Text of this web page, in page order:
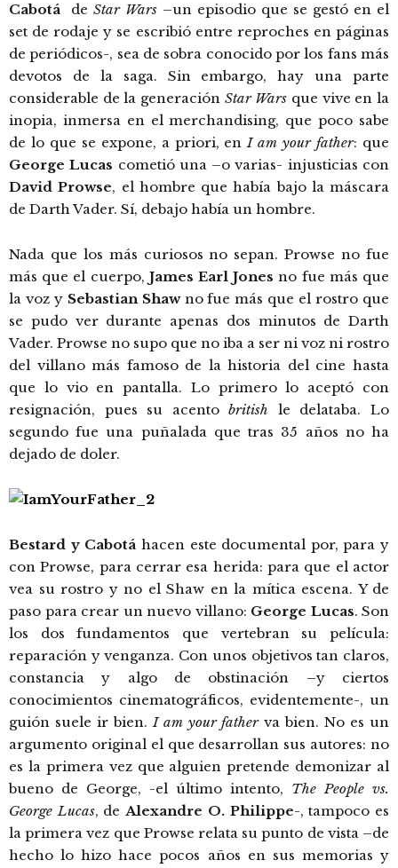
Cabotá de Star Wars –un episodio que se gestó en el
set de rodaje y se escribió entre reproches en páginas
de periódicos-, sea de sobra conocido por los fans más
devotos de la saga. Sin embargo, hay una parte
considerable de la generación Star Wars que vive en la
inopia, inmersa en el merchandising, que poco sabe
de lo que se expone, a priori, enI am your father: que
George Lucas cometió una –o varias- injusticias con
David Prowse, el hombre que había bajo la máscara
de Darth Vader. Sí, debajo había un hombre.
Nada que los más curiosos no sepan. Prowse no fue
más que el cuerpo, James Earl Jones no fue más que
la voz y Sebastian Shawno fue más que el rostro que
se pudo ver durante apenas dos minutos de Darth
Vader. Prowse no supo que no iba a ser ni voz ni rostro
del villano más famoso de la historia del cine hasta
que lo vio en pantalla. Lo primero lo aceptó con
resignación, pues su acentobritish le delataba. Lo
segundo fue una puñalada que tras 35 años no ha
dejado de doler.
Bestard y Cabotá hacen este documental por, para y
con Prowse, para cerrar esa herida: para que el actor
vea su rostro y no el Shaw en la mítica escena. Y de
paso para crear un nuevo villano: George Lucas. Son
los dos fundamentos que vertebran su película:
reparación y venganza. Con unos objetivos tan claros,
constancia y algo de obstinación –y ciertos
conocimientos cinematográficos, evidentemente-, un
guión suele ir bien.I am your fatherva bien. No es un
argumento original el que desarrollan sus autores: no
es la primera vez que alguien pretende demonizar al
bueno de George, -el último intento, The People vs.
George Lucas, deAlexandre O. Philippe-, tampoco es
la primera vez que Prowse relata su punto de vista –de
hecho lo hizo hace pocos años en sus memorias y